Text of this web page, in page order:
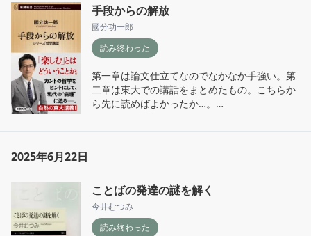
現場は探究、教科横断、情報、英語、SDGsで
飽和状態。カリキュラムオーバーロードです
ね…。学校は足し算が好きで引き算が苦手。こ
の辺りで何を差し引くか本気で考えないと、教
手段からの解放
國分功一郎
読み終わった
第一章は論文仕立てなのでなかなか手強い。第
二章は東大での講話をまとめたもの。こちらか
ら先に読めばよかったか…。
抗、手段からの解放をもたらす。
純粋に何かを楽しむこと、できなくなっている
気がする。目的に囚われているってことか？ 子
どもの頃はできたのになー。
2025年6月22日
ことばの発達の謎を解く
今井むつみ
読み終わった